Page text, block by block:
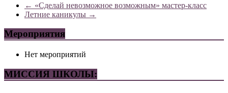
← «Сделай невозможное возможным» мастер-класс
Летние каникулы →
Мероприятия
Нет мероприятий
МИССИЯ ШКОЛЫ: